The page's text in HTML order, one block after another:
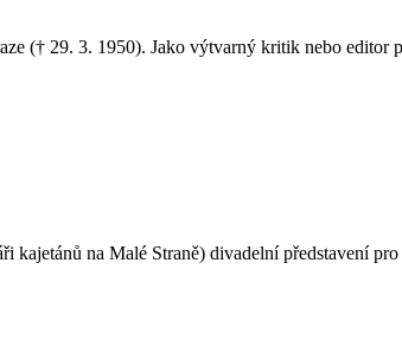
(† 29. 3. 1950). Jako výtvarný kritik nebo editor
na Malé Straně) divadelní představení